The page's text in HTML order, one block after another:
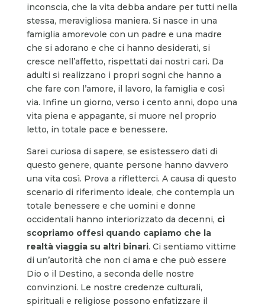
inconscia, che la vita debba andare per tutti nella
stessa, meravigliosa maniera. Si nasce in una
famiglia amorevole con un padre e una madre
che si adorano e che ci hanno desiderati, si
cresce nell’affetto, rispettati dai nostri cari. Da
adulti si realizzano i propri sogni che hanno a
che fare con l’amore, il lavoro, la famiglia e così
via. Infine un giorno, verso i cento anni, dopo una
vita piena e appagante, si muore nel proprio
letto, in totale pace e benessere.
Sarei curiosa di sapere, se esistessero dati di
questo genere, quante persone hanno davvero
una vita così. Prova a rifletterci. A causa di questo
scenario di riferimento ideale, che contempla un
totale benessere e che uomini e donne
occidentali hanno interiorizzato da decenni, ci
scopriamo offesi quando capiamo che la
realtà viaggia su altri binari. Ci sentiamo vittime
di un’autorità che non ci ama e che può essere
Dio o il Destino, a seconda delle nostre
convinzioni. Le nostre credenze culturali,
spirituali e religiose possono enfatizzare il